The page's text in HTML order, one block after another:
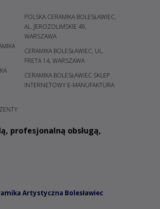
POLSKA CERAMIKA BOLESŁAWIEC,
AL. JEROZOLIMSKIE 49,
WARSZAWA
CERAMIKA BOLESŁAWIEC, UL.
FRETA 14, WARSZAWA
CERAMIKA BOLESŁAWIEC SKLEP
INTERNETOWY E-MANUFAKTURA
profesjonalną obsługą,
Artystyczna Bolesławiec